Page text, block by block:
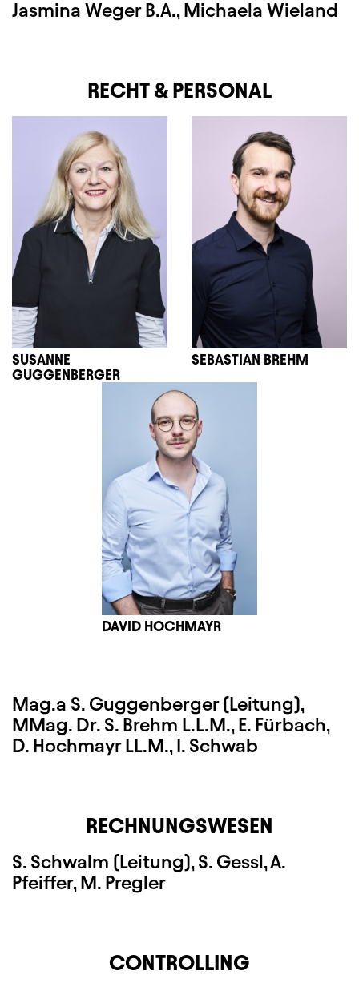
Jasmina Weger B.A., Michaela Wieland
RECHT & PERSONAL
SUSANNE
GUGGENBERGER
SEBASTIAN BREHM
DAVID HOCHMAYR
Mag.a S. Guggenberger (Leitung),
MMag. Dr. S. Brehm L.L.M., E. Fürbach,
D. Hochmayr LL.M., I. Schwab
RECHNUNGSWESEN
S. Schwalm (Leitung), S. Gessl, A.
Pfeiffer, M. Pregler
CONTROLLING